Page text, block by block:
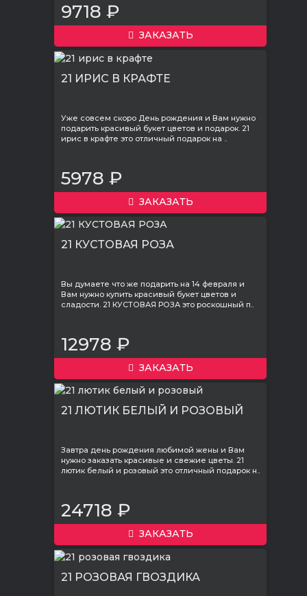
9718 ₽
ЗАКАЗАТЬ
21 ИРИС В КРАФТЕ
Уже совсем скоро День рождения и Вам нужно
подарить красивый букет цветов и подарок. 21
ирис в крафте это отличный подарок на ..
5978 ₽
ЗАКАЗАТЬ
21 КУСТОВАЯ РОЗА
Вы думаете что же подарить на 14 февраля и
Вам нужно купить красивый букет цветов и
сладости. 21 КУСТОВАЯ РОЗА это роскошный п..
12978 ₽
ЗАКАЗАТЬ
21 ЛЮТИК БЕЛЫЙ И РОЗОВЫЙ
Завтра день рождения любимой жены и Вам
нужно заказать красивые и свежие цветы. 21
лютик белый и розовый это отличный подарок н..
24718 ₽
ЗАКАЗАТЬ
21 РОЗОВАЯ ГВОЗДИКА